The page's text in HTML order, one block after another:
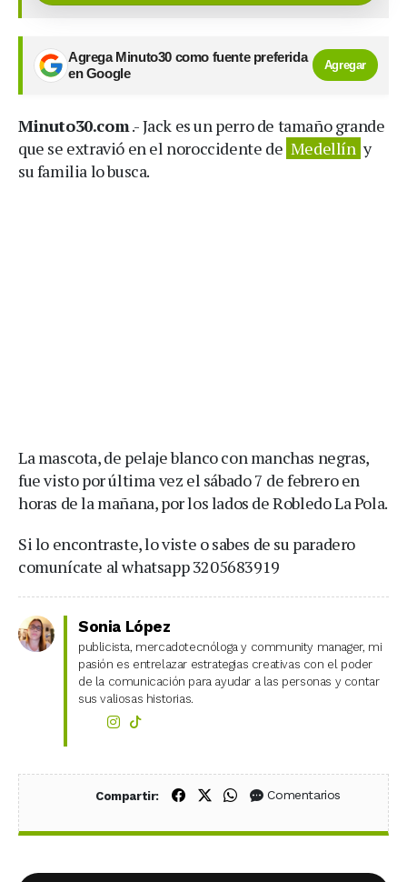
Agrega Minuto30 como fuente preferida
en Google
Agregar
Minuto30.com.- Jack es un perro de tamaño grande
que se extravió en el noroccidente de Medellín y
su familia lo busca.
La mascota, de pelaje blanco con manchas negras,
fue visto por última vez el sábado 7 de febrero en
horas de la mañana, por los lados de Robledo La Pola.
Si lo encontraste, lo viste o sabes de su paradero
comunícate al whatsapp 3205683919
Sonia López
publicista, mercadotecnóloga y community manager, mi
pasión es entrelazar estrategias creativas con el poder
de la comunicación para ayudar a las personas y contar
sus valiosas historias.
Compartir: Compartir en Facebook
Compartir en X (Twitter)
Compartir en WhatsApp
Comentarios